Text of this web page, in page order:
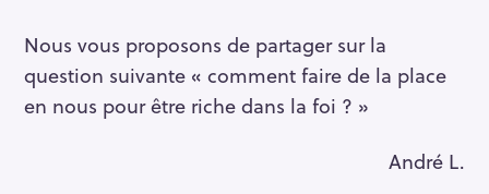
Nous vous proposons de partager sur la
question suivante « comment faire de la place
en nous pour être riche dans la foi ? »
André L.